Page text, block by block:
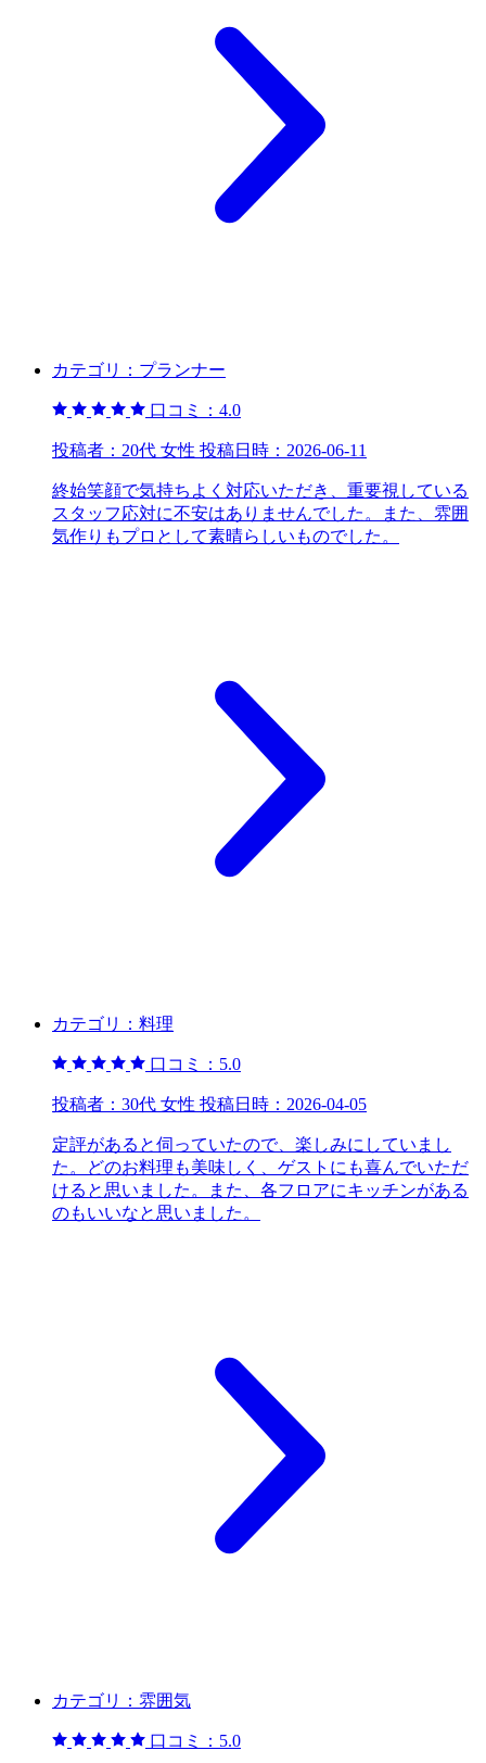
カテゴリ： プランナー
口コミ： 4.0
投稿者： 20代 女性 投稿日時： 2026-06-11
終始笑顔で気持ちよく対応いただき、重要視している
スタッフ応対に不安はありませんでした。また、雰囲
気作りもプロとして素晴らしいものでした。
カテゴリ： 料理
口コミ： 5.0
投稿者： 30代 女性 投稿日時： 2026-04-05
定評があると伺っていたので、楽しみにしていまし
た。どのお料理も美味しく、ゲストにも喜んでいただ
けると思いました。また、各フロアにキッチンがある
のもいいなと思いました。
カテゴリ： 雰囲気
口コミ： 5.0